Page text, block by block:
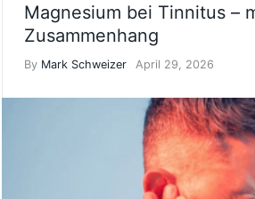
Magnesium bei Tinnitus –
Zusammenhang
By Mark Schweizer April 29, 2026